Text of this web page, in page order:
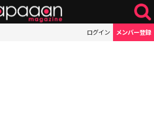
ログイン メンバー登録